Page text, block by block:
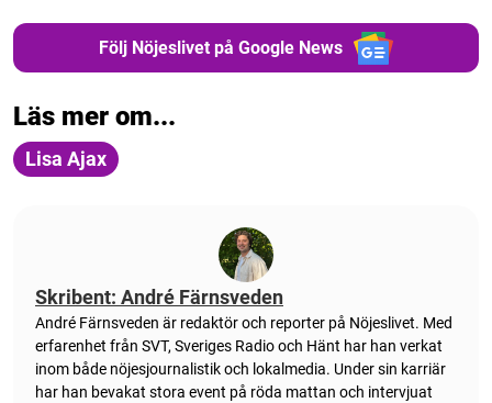
Följ Nöjeslivet på Google News
Läs mer om...
Lisa Ajax
Skribent: André Färnsveden
André Färnsveden är redaktör och reporter på Nöjeslivet. Med
erfarenhet från SVT, Sveriges Radio och Hänt har han verkat
inom både nöjesjournalistik och lokalmedia. Under sin karriär
har han bevakat stora event på röda mattan och intervjuat